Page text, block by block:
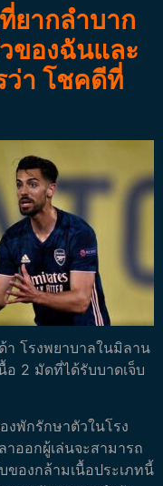
ยากลำบาก
ของฉันและ
ว่า โชคดีที่
า โรงพยาบาลในมิลาน
อ 2 มัดที่ได้รับบาดเจ็บ
งพักรักษาตัวในโรง
ออกผู้เล่นจะสามารถ
ของกล้ามเนื้อประเภทนี้